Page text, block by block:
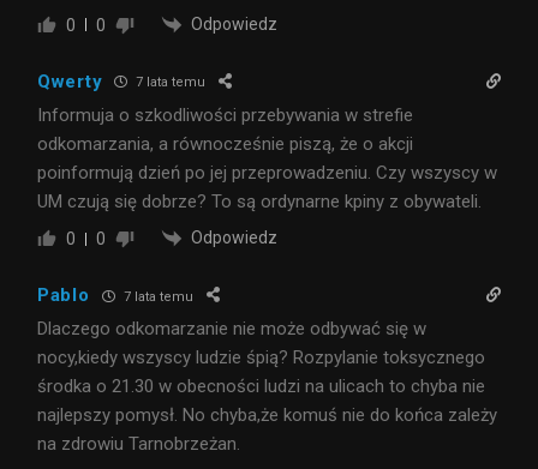
0 0 Odpowiedz
Qwerty 7 lata temu
Informuja o szkodliwości przebywania w strefie
odkomarzania, a równocześnie piszą, że o akcji
poinformują dzień po jej przeprowadzeniu. Czy wszyscy w
UM czują się dobrze? To są ordynarne kpiny z obywateli.
0 0 Odpowiedz
Pablo 7 lata temu
Dlaczego odkomarzanie nie może odbywać się w
nocy,kiedy wszyscy ludzie śpią? Rozpylanie toksycznego
środka o 21.30 w obecności ludzi na ulicach to chyba nie
najlepszy pomysł. No chyba,że komuś nie do końca zależy
na zdrowiu Tarnobrzeżan.